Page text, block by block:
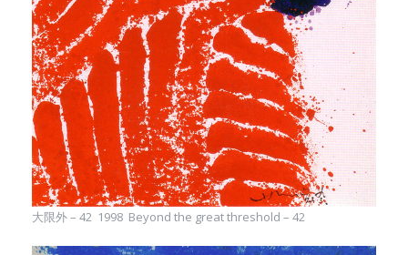
大限外 – 42 1998 Beyond the great threshold – 42